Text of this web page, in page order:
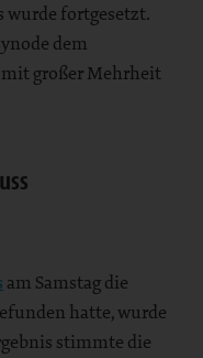
wurde fortgesetzt.
dem
großer Mehrheit
am Samstag die
hatte, wurde
stimmte die